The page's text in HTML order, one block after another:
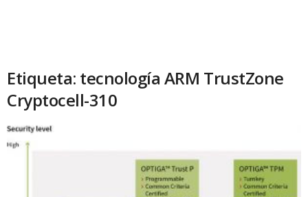
Etiqueta: tecnología ARM TrustZone
Cryptocell-310